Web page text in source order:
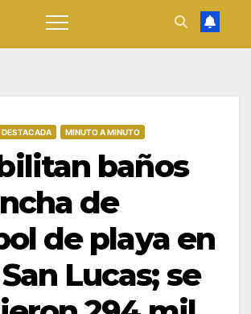
DESTACADA MINUTO A MINUTO
baños
de
de playa en
Lucas; se